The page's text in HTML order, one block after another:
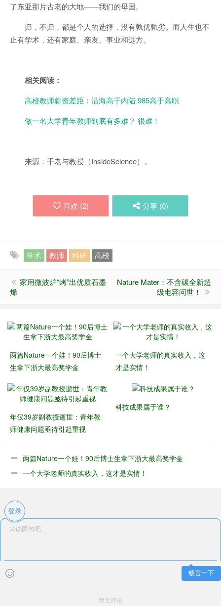
了东亚那片古老的大地——我们的母国。
归，不归，都是个人的选择，没有孰优孰劣。而人生也不
止有学术，还有家庭、亲友、事业和远方。
相关阅读：
高校教师薪资差距：沿海高于内陆 985高于高职
做一名大学青年教师到底有多难？ 很难！
来源：千老与教授（InsideScience）。
喜欢 (2) 分享 (0)
学术 教师 科研 高校
家用微波炉“烤”出优质石墨
烯
Nature Mater：不含碳全新超
级电容问世！
两篇Nature一个娃！90后博士
生拿下浙大最高奖学金
一个大学老师的真实收入，这
才是实情！
年仅39岁副教授逝世：青年教
师健康问题亟待引起重视
科技成果属于谁？
两篇Nature一个娃！90后博士生拿下浙大最高奖学金
一个大学老师的真实收入，这才是实情！
登录
畅言一下
暂无评论